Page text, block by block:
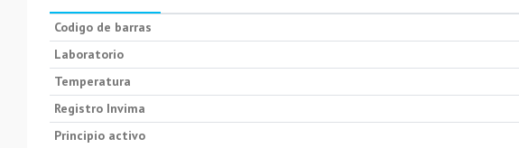
Codigo de barras
Laboratorio
Temperatura
Registro Invima
Principio activo